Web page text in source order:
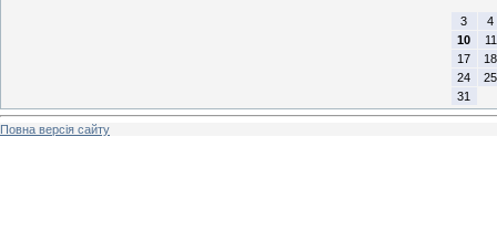
3
4
10
11
17
18
24
25
31
Повна версія сайту